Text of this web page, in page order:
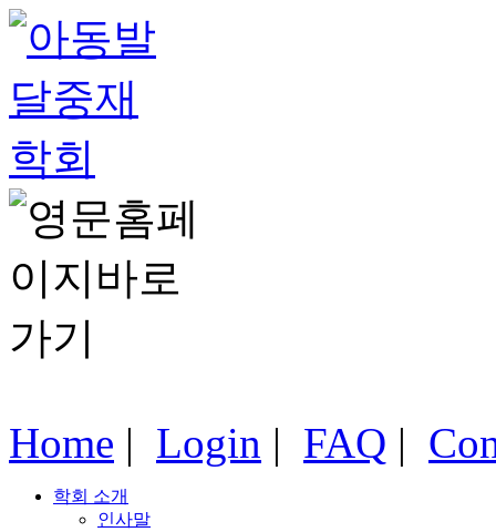
Home | Login | FAQ |
학회 소개
인사말